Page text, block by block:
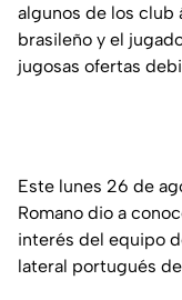
algunos de los club
brasileño y el
jugosas ofertas
Este lunes 26 de
Romano dio a
interés del equipo
lateral portugués